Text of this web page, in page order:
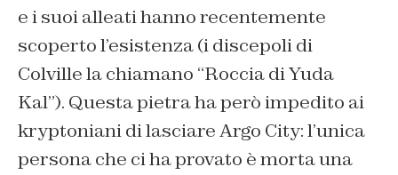
e i suoi alleati hanno recentemente
scoperto l’esistenza (i discepoli di
Colville la chiamano “Roccia di Yuda
Kal”). Questa pietra ha però impedito ai
kryptoniani di lasciare Argo City: l’unica
persona che ci ha provato è morta una